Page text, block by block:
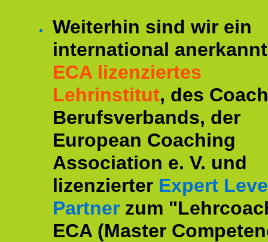
Weiterhin sind wir ein
international
ECA lizenziertes
Lehrinstitut, des
Berufsverbands, der
European Coaching
Association e. V. und
lizenzierter Expert
Partner zum
ECA (Master